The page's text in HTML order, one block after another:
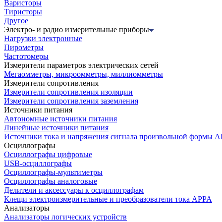
Варисторы
Тиристоры
Другое
Электро- и радио измерительные приборы
Нагрузки электронные
Пирометры
Частотомеры
Измерители параметров электрических сетей
Мегаомметры, микроомметры, миллиомметры
Измерители сопротивления
Измерители сопротивления изоляции
Измерители сопротивления заземления
Источники питания
Автономные источники питания
Линейные источники питания
Источники тока и напряжения сигнала произвольной формы
Осциллографы
Осциллографы цифровые
USB-осциллографы
Осциллографы-мультиметры
Осциллографы аналоговые
Делители и аксессуары к осциллографам
Клещи электроизмерительные и преобразователи тока APPA
Анализаторы
Анализаторы логических устройств